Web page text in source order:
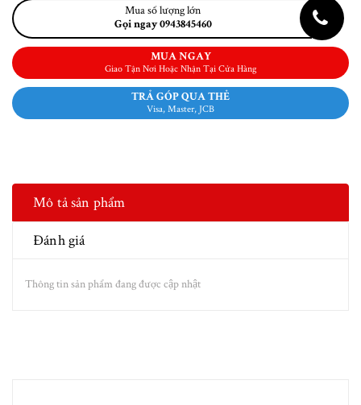
Mua số lượng lớn
Gọi ngay 0943845460
MUA NGAY
Giao Tận Nơi Hoặc Nhận Tại Cửa Hàng
TRẢ GÓP QUA THẺ
Visa, Master, JCB
Mô tả sản phẩm
Đánh giá
Thông tin sản phẩm đang được cập nhật